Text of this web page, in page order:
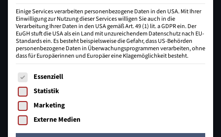
Johann-Heinrich-Schröder-Straße 32
31832 Springe
05041 649 409 - 0
info@bzecom.de
Einige Services verarbeiten personenbezogene Daten in den USA. Mit Ihrer
Einwilligung zur Nutzung dieser Services willigen Sie auch in die
Verarbeitung Ihrer Daten in den USA gemäß Art. 49 (1) lit. a GDPR ein. Der
EuGH stuft die USA als ein Land mit unzureichendem Datenschutz nach EU-
Standards ein. Es besteht beispielsweise die Gefahr, dass US-Behörden
personenbezogene Daten in Überwachungsprogrammen verarbeiten, ohne
dass für Europäerinnen und Europäer eine Klagemöglichkeit besteht.
Es folgt eine Liste der Service-Gruppen, für die eine
Essenziell
Statistik
Marketing
Externe Medien